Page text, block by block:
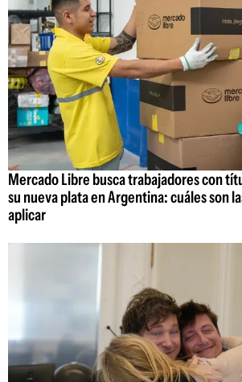
Mercado Libre busca trabajadores con
su nueva plata en Argentina: cuáles son
aplicar